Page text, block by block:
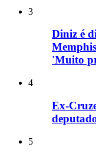
3
Diniz é
'Muito
4
Ex-
5